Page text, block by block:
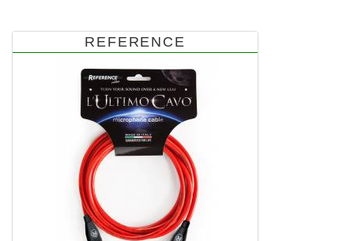
REFERENCE